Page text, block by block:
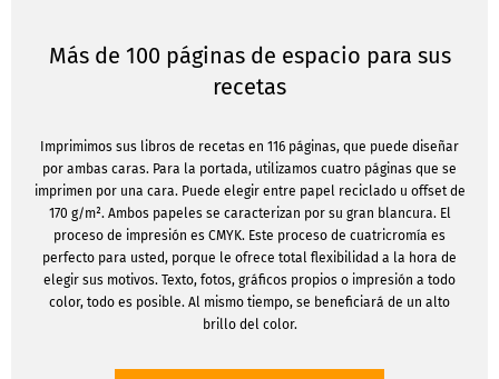
Más de 100 páginas de espacio para sus
recetas
Imprimimos sus libros de recetas en 116 páginas, que puede diseñar
por ambas caras. Para la portada, utilizamos cuatro páginas que se
imprimen por una cara. Puede elegir entre papel reciclado u offset de
170 g/m². Ambos papeles se caracterizan por su gran blancura. El
proceso de impresión es CMYK. Este proceso de cuatricromía es
perfecto para usted, porque le ofrece total flexibilidad a la hora de
elegir sus motivos. Texto, fotos, gráficos propios o impresión a todo
color, todo es posible. Al mismo tiempo, se beneficiará de un alto
brillo del color.